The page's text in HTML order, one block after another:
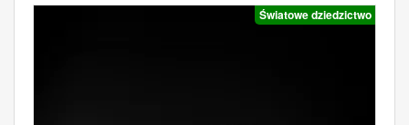
Światowe dziedzictwo